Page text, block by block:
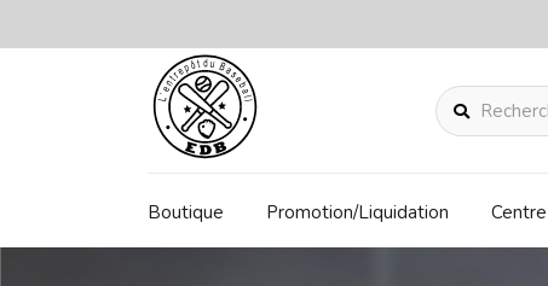
Rechercher
Boutique Promotion/Liquidation